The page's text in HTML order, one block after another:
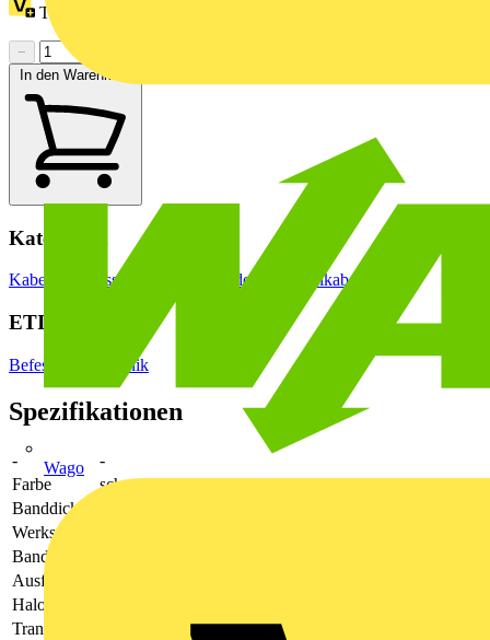
Wago
Treuepunkte:
−
In den Warenkorb
Kategorien
Kabelführungssysteme Kabelbinder Edelstahlkabelbinder
ETIM Group
Befestigungstechnik
Spezifikationen
-
-
Farbe
schwarz
Banddicke
Werkstoff
Bandlänge
Ausführung
Halogenfrei
Transparent